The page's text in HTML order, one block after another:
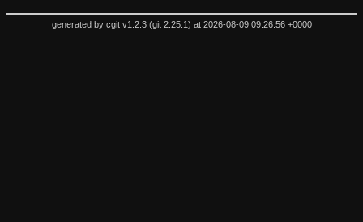
generated by cgit v1.2.3(git 2.25.1 ) at 2026-08-09 09:26:56 +0000